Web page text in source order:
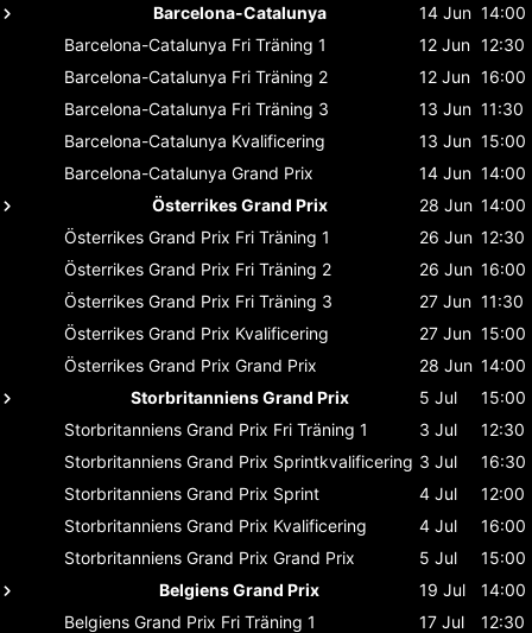
Barcelona-Catalunya
14 Jun 14:00
Barcelona-Catalunya Fri Träning 1 12 Jun 12:30
Barcelona-Catalunya Fri Träning 2 12 Jun 16:00
Barcelona-Catalunya Fri Träning 3 13 Jun 11:30
Barcelona-Catalunya Kvalificering 13 Jun 15:00
Barcelona-Catalunya Grand Prix 14 Jun 14:00
Österrikes Grand Prix
28 Jun 14:00
Österrikes Grand Prix Fri Träning 1 26 Jun 12:30
Österrikes Grand Prix Fri Träning 2 26 Jun 16:00
Österrikes Grand Prix Fri Träning 3 27 Jun 11:30
Österrikes Grand Prix Kvalificering 27 Jun 15:00
Österrikes Grand Prix Grand Prix 28 Jun 14:00
Storbritanniens Grand Prix
5 Jul
15:00
Storbritanniens Grand Prix Fri Träning 1 3 Jul
12:30
Storbritanniens Grand Prix Sprintkvalificering 3 Jul
16:30
Storbritanniens Grand Prix Sprint 4 Jul
12:00
Storbritanniens Grand Prix Kvalificering 4 Jul
16:00
Storbritanniens Grand Prix Grand Prix 5 Jul
15:00
Belgiens Grand Prix
19 Jul
14:00
Belgiens Grand Prix Fri Träning 1 17 Jul
12:30